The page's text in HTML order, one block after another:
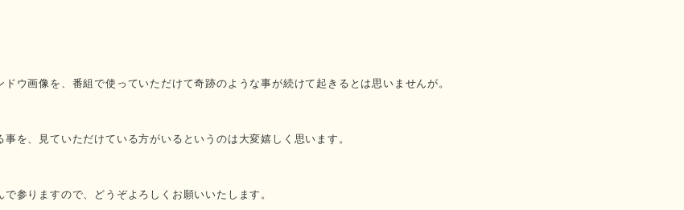
ドウ画像を、番組で使っていただけて奇跡のような事が続けて起きるとは思いませんが。
事を、見ていただけている方がいるというのは大変嬉しく思います。
で参りますので、どうぞよろしくお願いいたします。